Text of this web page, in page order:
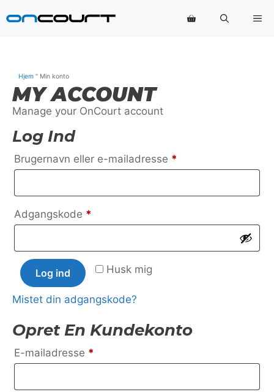
til
Hjem " Min konto
MY ACCOUNT
Manage your OnCourt account
Log Ind
Brugernavn eller e-mailadresse *
Adgangskode *
Husk mig
Log ind
Mistet din adgangskode?
Opret En Kundekonto
E-mailadresse *